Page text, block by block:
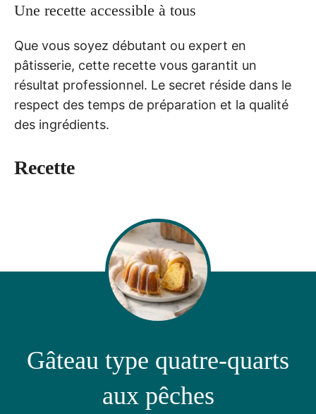
Une recette accessible à tous
Que vous soyez débutant ou expert en
pâtisserie, cette recette vous garantit un
résultat professionnel. Le secret réside dans le
respect des temps de préparation et la qualité
des ingrédients.
Recette
Gâteau type quatre-quarts
aux pêches